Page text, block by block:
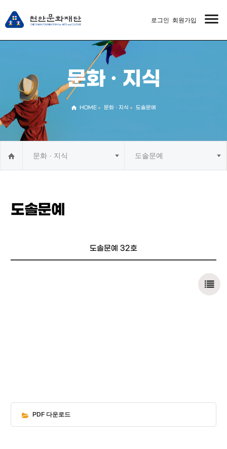
menu
로그인 회원가입
문화 · 지식
HOME 문화 · 지식 도솔문예
문화 · 지식 도솔문예
도솔문예
도솔문예 32호
PDF 다운로드